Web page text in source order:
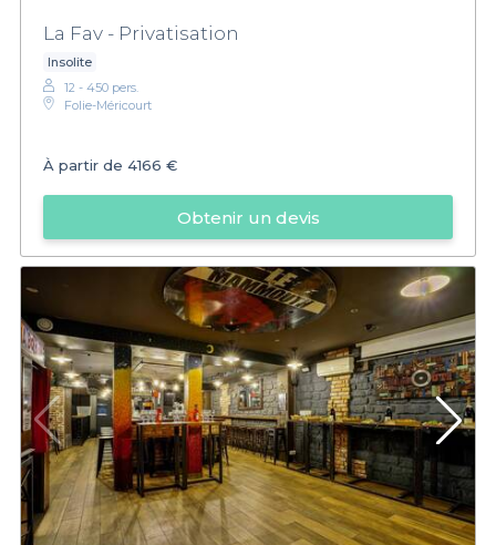
La Fav - Privatisation
Insolite
12 - 450 pers.
Folie-Méricourt
À partir de 4166 €
Obtenir un devis